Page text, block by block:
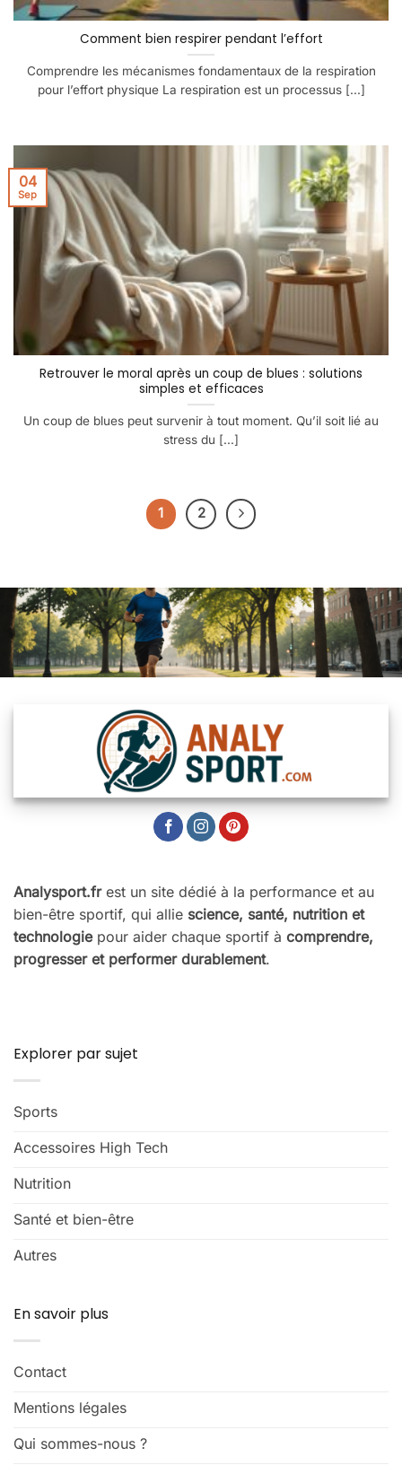
Comment bien respirer pendant l’effort
Comprendre les mécanismes fondamentaux de la respiration
pour l’effort physique La respiration est un processus [...]
Retrouver le moral après un coup de blues : solutions
simples et efficaces
Un coup de blues peut survenir à tout moment. Qu’il soit lié au
stress du [...]
04
Sep
1 2
Analysport.frest un site dédié à la performance et au
bien-être sportif, qui allie science, santé, nutrition et
technologiepour aider chaque sportif à comprendre,
progresser et performer durablement.
Explorer par sujet
Sports
Accessoires High Tech
Nutrition
Santé et bien-être
Autres
En savoir plus
Contact
Mentions légales
Qui sommes-nous ?